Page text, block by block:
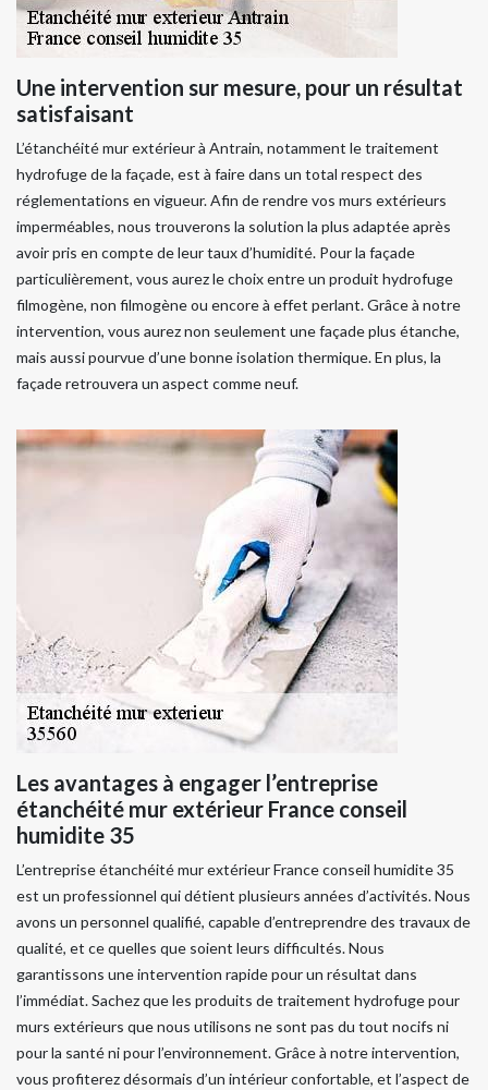
Une intervention sur mesure, pour un résultat
satisfaisant
L’étanchéité mur extérieur à Antrain, notamment le traitement
hydrofuge de la façade, est à faire dans un total respect des
réglementations en vigueur. Afin de rendre vos murs extérieurs
imperméables, nous trouverons la solution la plus adaptée après
avoir pris en compte de leur taux d’humidité. Pour la façade
particulièrement, vous aurez le choix entre un produit hydrofuge
filmogène, non filmogène ou encore à effet perlant. Grâce à notre
intervention, vous aurez non seulement une façade plus étanche,
mais aussi pourvue d’une bonne isolation thermique. En plus, la
façade retrouvera un aspect comme neuf.
Les avantages à engager l’entreprise
étanchéité mur extérieur France conseil
humidite 35
L’entreprise étanchéité mur extérieur France conseil humidite 35
est un professionnel qui détient plusieurs années d’activités. Nous
avons un personnel qualifié, capable d’entreprendre des travaux de
qualité, et ce quelles que soient leurs difficultés. Nous
garantissons une intervention rapide pour un résultat dans
l’immédiat. Sachez que les produits de traitement hydrofuge pour
murs extérieurs que nous utilisons ne sont pas du tout nocifs ni
pour la santé ni pour l’environnement. Grâce à notre intervention,
vous profiterez désormais d’un intérieur confortable, et l’aspect de